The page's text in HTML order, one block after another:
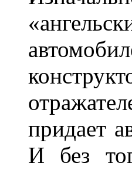
придает
И без